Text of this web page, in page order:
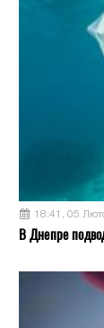
18:41, 05
В Днепре